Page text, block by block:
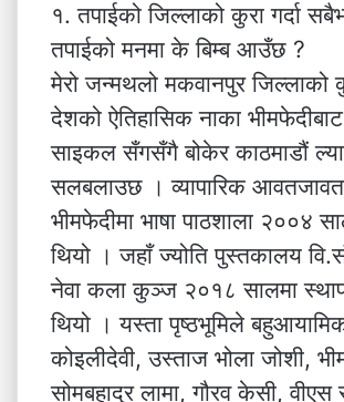
१. तपाईको जिल्लाको कुरा गर्दा
तपाईको मनमा के बिम्ब आउँछ ?
मेरो जन्मथलो मकवानपुर जिल्लाको
देशको ऐतिहासिक नाका भीमफेदीबाट
साइकल सँगसँगै बोकेर काठमाडौं
सलबलाउछ । व्यापारिक
भीमफेदीमा भाषा पाठशाला २००४
थियो । जहाँ ज्योति पुस्तकालय
नेवा कला कुञ्ज २०१८ सालमा
थियो । यस्ता पृष्ठभूमिले
कोइलीदेवी, उस्ताज भोला जोशी,
सोमबहादुर लामा, गौरव केसी, वीएस